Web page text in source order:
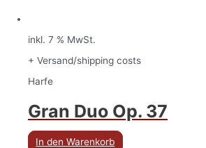
inkl. 7 % MwSt.
+ Versand/shipping costs
Harfe
Gran Duo Op. 37
In den Warenkorb